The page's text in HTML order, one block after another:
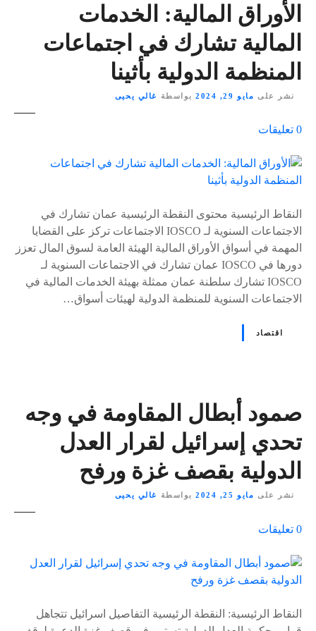
الأوراق المالية: الخدمات
المالية تشارك في اجتماعات
المنظمة الدولية بأثينا
نشر على مايو 29, 2024 بواسطة غالي يحيى
0 تعليقات
ى
٪
النقاط الرئيسية محتوى النقطة الرئيسية عمان تشارك في
الاجتماعات السنوية لـ IOSCO الاجتماعات تركز على القضايا
المهمة في أسواق الأوراق المالية الهيئة العامة لسوق المال تعزز
دورها في IOSCO عمان تشارك في الاجتماعات السنوية لـ
IOSCO تشارك سلطنة عمان ممثلة بهيئة الخدمات المالية في
الاجتماعات السنوية للمنظمة الدولية لهيئات أسواق…
اقتصاد
صمود أبطال المقاومة في وجه
تحدي إسرائيل لقرار العدل
الدولية بقصف غزة ورفح
نشر على مايو 25, 2024 بواسطة غالي يحيى
0 تعليقات
ى
٪
النقاط الرئيسية: النقطة الرئيسية التفاصيل اسرائيل تتجاهل